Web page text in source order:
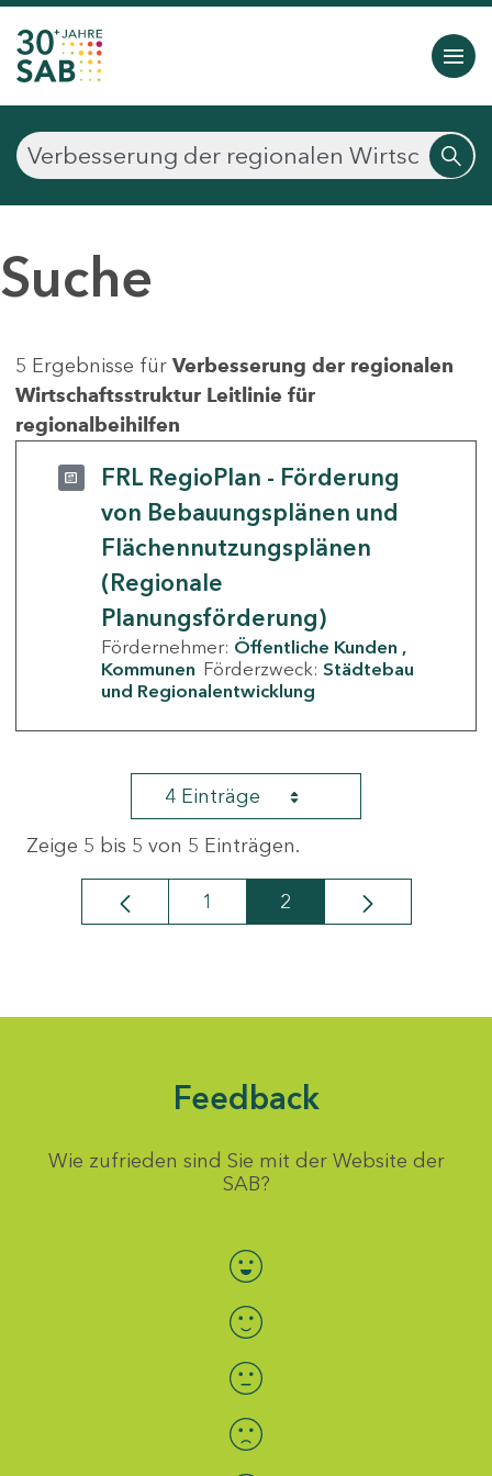
Suche
5 Ergebnisse für Verbesserung der regionalen
Wirtschaftsstruktur Leitlinie für
regionalbeihilfen
FRL RegioPlan - Förderung
von Bebauungsplänen und
Flächennutzungsplänen
(Regionale
Planungsförderung)
Fördernehmer: Öffentliche Kunden
Kommunen Förderzweck: Städtebau
und Regionalentwicklung
4 Einträge
Zeige 5 bis 5 von 5 Einträgen.
Seite
1 Seite
2
Feedback
Wie zufrieden sind Sie mit der Website der
SAB?
Bewertung auswählen